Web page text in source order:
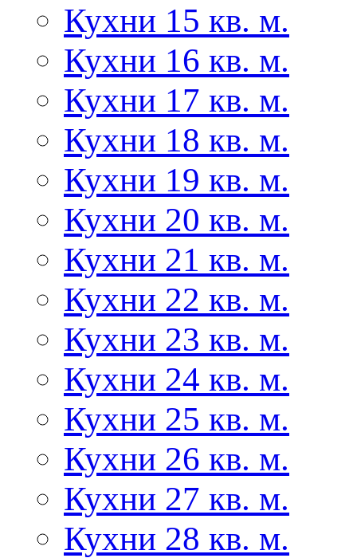
Кухни 15 кв. м.
Кухни 16 кв. м.
Кухни 17 кв. м.
Кухни 18 кв. м.
Кухни 19 кв. м.
Кухни 20 кв. м.
Кухни 21 кв. м.
Кухни 22 кв. м.
Кухни 23 кв. м.
Кухни 24 кв. м.
Кухни 25 кв. м.
Кухни 26 кв. м.
Кухни 27 кв. м.
Кухни 28 кв. м.